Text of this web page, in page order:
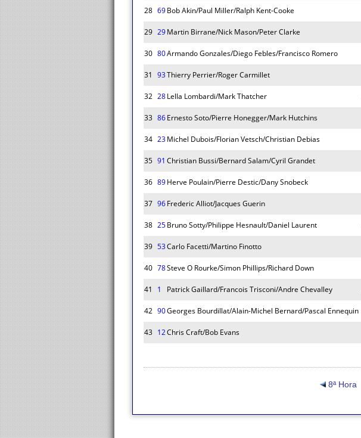
28 69Bob Akin/Paul Miller/Ralph Kent-Cooke
29 29Martin Birrane/Nick Mason/Peter Clarke
30 80Armando Gonzales/Diego Febles/Francisco Romero
31 93Thierry Perrier/Roger Carmillet
32 28Lella Lombardi/Mark Thatcher
33 86Ernesto Soto/Pierre Honegger/Mark Hutchins
34 23Michel Dubois/Florian Vetsch/Christian Debias
35 91 Christian Bussi/Bernard Salam/Cyril Grandet
36 89Herve Poulain/Pierre Destic/Dany Snobeck
37 96Frederic Alliot/Jacques Guerin
38 25Bruno Sotty/Philippe Hesnault/Daniel Laurent
39 53Carlo Facetti/Martino Finotto
40 78Steve O Rourke/Simon Phillips/Richard Down
41
1 Patrick Gaillard/Francois Trisconi/Andre Chevalley
42 90Georges Bourdillat/Alain-Michel Bernard/Pascal Ennequin
43 12Chris Craft/Bob Evans
8ª Hora